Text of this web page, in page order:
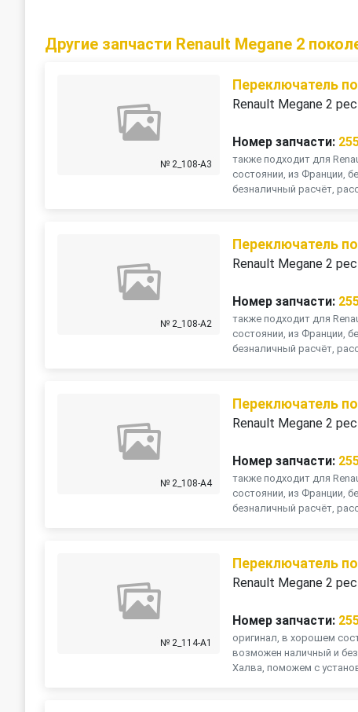
Другие запчасти Renault Megane 2
№ 2_108-A3
Переключатель
Renault Megane 2
Номер запчасти:
также подходит для
состоянии, из Франции,
безналичный расчёт,
№ 2_108-A2
Переключатель
Renault Megane 2
Номер запчасти:
также подходит для
состоянии, из Франции,
безналичный расчёт,
№ 2_108-A4
Переключатель
Renault Megane 2
Номер запчасти:
также подходит для
состоянии, из Франции,
безналичный расчёт,
№ 2_114-A1
Переключатель
Renault Megane 2
Номер запчасти:
оригинал, в хорошем
возможен наличный и
Халва, поможем с